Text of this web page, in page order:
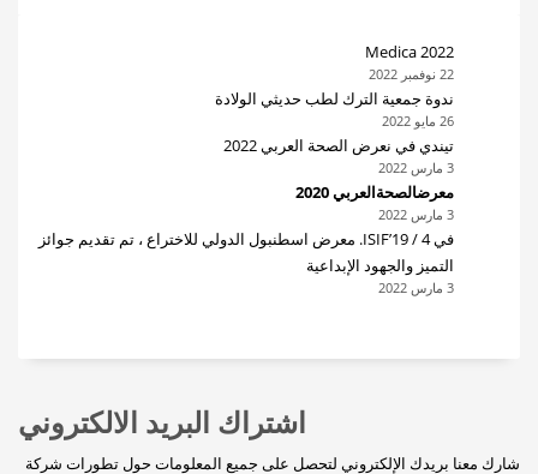
Medica 2022
22 نوفمبر 2022
ندوة جمعية الترك لطب حديثي الولادة
26 مايو 2022
تيندي في نعرض الصحة العربي 2022
3 مارس 2022
معرضالصحةالعربي 2020
3 مارس 2022
في ISIF’19 / 4. معرض اسطنبول الدولي للاختراع ، تم تقديم جوائز
التميز والجهود الإبداعية
3 مارس 2022
اشتراك البريد الالكتروني
شارك معنا بريدك الإلكتروني لتحصل على جميع المعلومات حول تطورات شركة